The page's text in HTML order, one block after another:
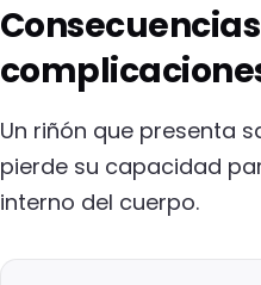
Un riñón que presenta
pierde su capacidad
interno del cuerpo.